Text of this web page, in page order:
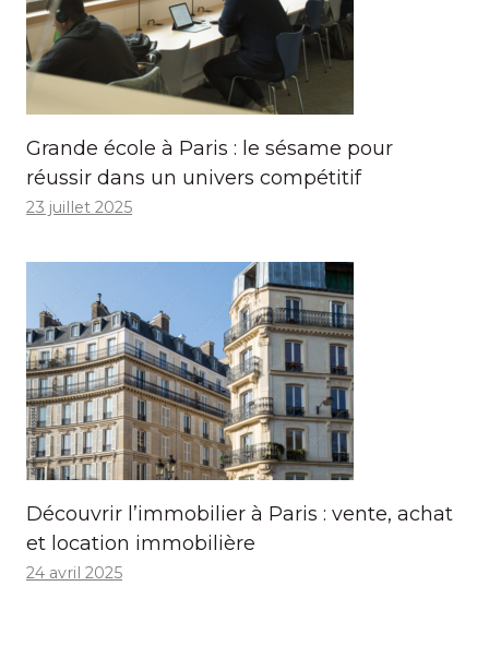
Grande école à Paris : le sésame pour
réussir dans un univers compétitif
23 juillet 2025
Découvrir l’immobilier à Paris : vente, achat
et location immobilière
24 avril 2025